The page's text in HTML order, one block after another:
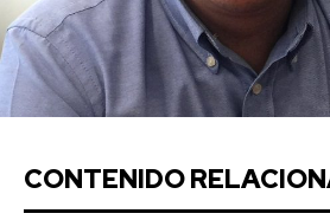
CONTENIDO